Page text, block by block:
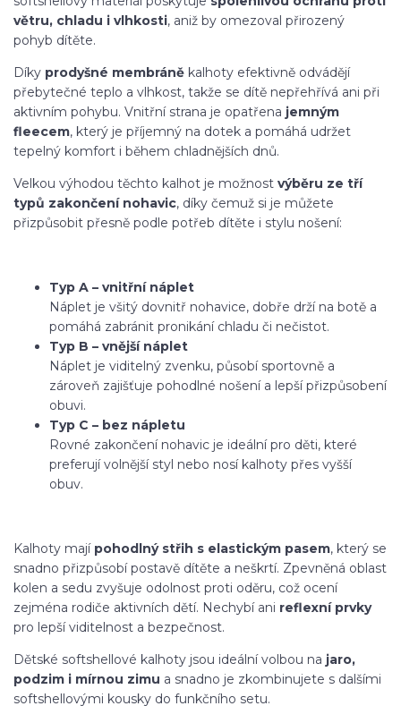
větru, chladu i vlhkosti, aniž by omezoval přirozený
pohyb dítěte.
Díky prodyšné membráně kalhoty efektivně odvádějí
přebytečné teplo a vlhkost, takže se dítě nepřehřívá ani při
aktivním pohybu. Vnitřní strana je opatřena jemným
fleecem, který je příjemný na dotek a pomáhá udržet
tepelný komfort i během chladnějších dnů.
Velkou výhodou těchto kalhot je možnost výběru ze tří
typů zakončení nohavic, díky čemuž si je můžete
přizpůsobit přesně podle potřeb dítěte i stylu nošení:
Typ A – vnitřní náplet
Náplet je všitý dovnitř nohavice, dobře drží na botě a
pomáhá zabránit pronikání chladu či nečistot.
Typ B – vnější náplet
Náplet je viditelný zvenku, působí sportovně a
zároveň zajišťuje pohodlné nošení a lepší přizpůsobení
obuvi.
Typ C – bez nápletu
Rovné zakončení nohavic je ideální pro děti, které
preferují volnější styl nebo nosí kalhoty přes vyšší
obuv.
Kalhoty mají pohodlný střih s elastickým pasem, který se
snadno přizpůsobí postavě dítěte a neškrtí. Zpevněná oblast
kolen a sedu zvyšuje odolnost proti oděru, což ocení
zejména rodiče aktivních dětí. Nechybí ani reflexní prvky
pro lepší viditelnost a bezpečnost.
Dětské softshellové kalhoty jsou ideální volbou na jaro,
podzim i mírnou zimu a snadno je zkombinujete s dalšími
softshellovými kousky do funkčního setu.